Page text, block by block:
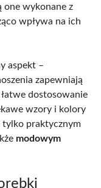
one wykonane z
wpływa na ich
aspekt –
zapewniają
dostosowanie
wzory i kolory
tylko praktycznym
modowym